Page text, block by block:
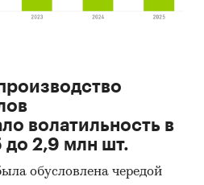
операторов рынка
волатильность в
до 2,9 млн шт.
обусловлена чередой